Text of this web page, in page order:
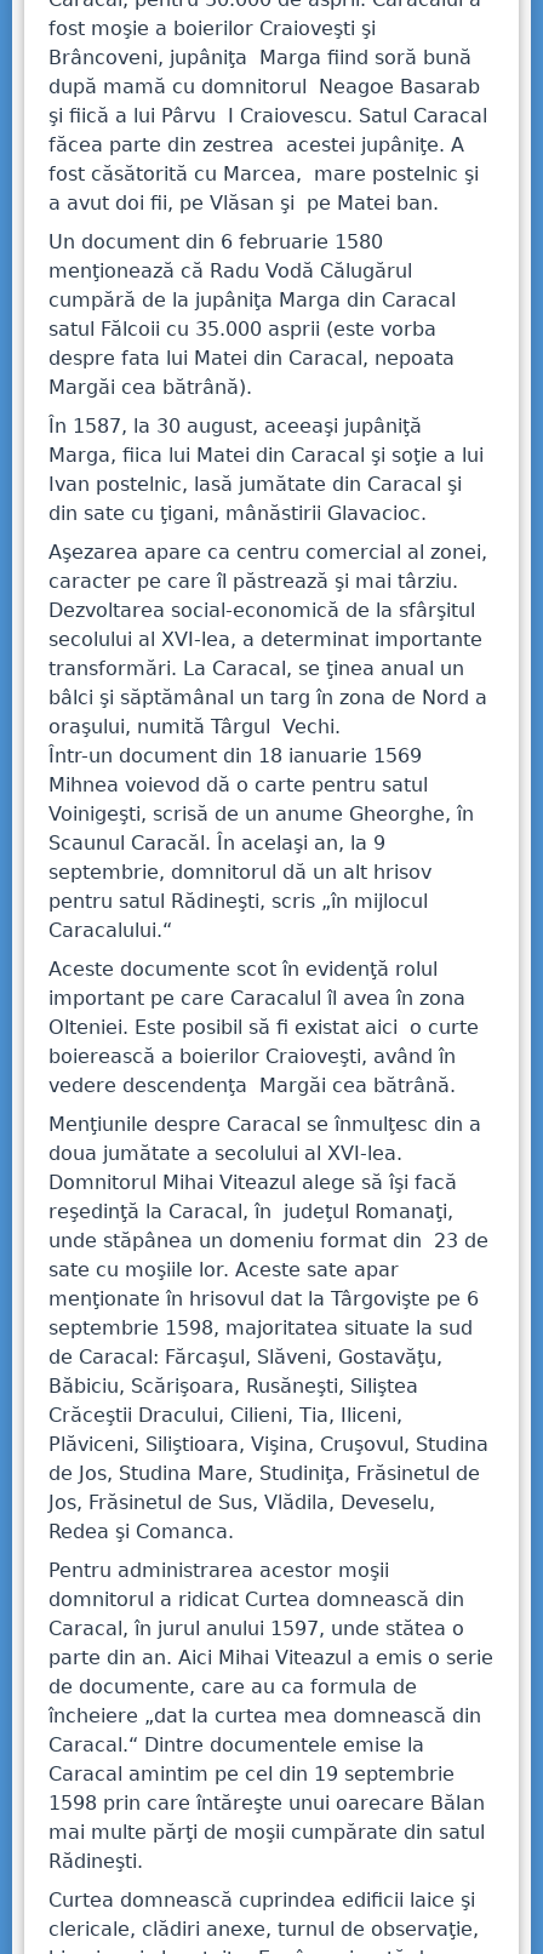
fost moşie a boierilor Craioveşti şi
Brâncoveni, jupâniţa Marga fiind soră bună
după mamă cu domnitorul Neagoe Basarab
şi fiică a lui Pârvu I Craiovescu. Satul Caracal
făcea parte din zestrea acestei jupâniţe. A
fost căsătorită cu Marcea, mare postelnic şi
a avut doi fii, pe Vlăsan şi pe Matei ban.
Un document din 6 februarie 1580
menţionează că Radu Vodă Călugărul
cumpără de la jupâniţa Marga din Caracal
satul Fălcoii cu 35.000 asprii (este vorba
despre fata lui Matei din Caracal, nepoata
Margăi cea bătrână).
În 1587, la 30 august, aceeaşi jupâniţă
Marga, fiica lui Matei din Caracal şi soţie a lui
Ivan postelnic, lasă jumătate din Caracal şi
din sate cu ţigani, mânăstirii Glavacioc.
Aşezarea apare ca centru comercial al zonei,
caracter pe care îl păstrează şi mai târziu.
Dezvoltarea social-economică de la sfârşitul
secolului al XVI-lea, a determinat importante
transformări. La Caracal, se ţinea anual un
bâlci şi săptămânal un targ în zona de Nord a
oraşului, numită Târgul Vechi.
Într-un document din 18 ianuarie 1569
Mihnea voievod dă o carte pentru satul
Voinigeşti, scrisă de un anume Gheorghe, în
Scaunul Caracăl. În acelaşi an, la 9
septembrie, domnitorul dă un alt hrisov
pentru satul Rădineşti, scris „în mijlocul
Caracalului.“
Aceste documente scot în evidenţă rolul
important pe care Caracalul îl avea în zona
Olteniei. Este posibil să fi existat aici o curte
boierească a boierilor Craioveşti, având în
vedere descendenţa Margăi cea bătrână.
Menţiunile despre Caracal se înmulţesc din a
doua jumătate a secolului al XVI-lea.
Domnitorul Mihai Viteazul alege să îşi facă
reşedinţă la Caracal, în judeţul Romanaţi,
unde stăpânea un domeniu format din 23 de
sate cu moşiile lor. Aceste sate apar
menţionate în hrisovul dat la Târgovişte pe 6
septembrie 1598, majoritatea situate la sud
de Caracal: Fărcaşul, Slăveni, Gostavăţu,
Băbiciu, Scărişoara, Rusăneşti, Siliştea
Crăceştii Dracului, Cilieni, Tia, Iliceni,
Plăviceni, Siliştioara, Vişina, Cruşovul, Studina
de Jos, Studina Mare, Studiniţa, Frăsinetul de
Jos, Frăsinetul de Sus, Vlădila, Deveselu,
Redea şi Comanca.
Pentru administrarea acestor moşii
domnitorul a ridicat Curtea domnească din
Caracal, în jurul anului 1597, unde stătea o
parte din an. Aici Mihai Viteazul a emis o serie
de documente, care au ca formula de
încheiere „dat la curtea mea domnească din
Caracal.“ Dintre documentele emise la
Caracal amintim pe cel din 19 septembrie
1598 prin care întăreşte unui oarecare Bălan
mai multe părţi de moşii cumpărate din satul
Rădineşti.
Curtea domnească cuprindea edificii laice şi
clericale, clădiri anexe, turnul de observaţie,